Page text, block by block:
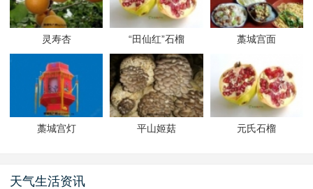
灵寿杏 “田仙红”石榴 藁城宫面
藁城宫灯 平山姬菇 元氏石榴
天气生活资讯